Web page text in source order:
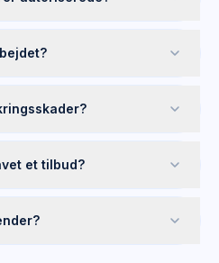
et tilbud?